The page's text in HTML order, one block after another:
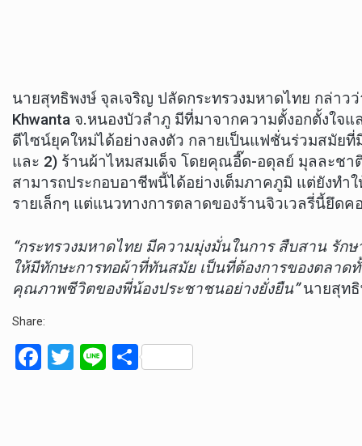
นายสุทธิพงษ์ จุลเจริญ ปลัดกระทรวงมหาดไทย กล่าว
Khwanta จ.หนองบัวลำภู มีที่มาจากความตั้งอกตั้งใ
ดีไซน์ยุคใหม่ได้อย่างลงตัว กลายเป็นแฟชั่นร่วมสมัยที่
และ 2) ร้านผ้าไหมสมเด็จ โดยคุณอี๊ด-อดุลย์ มุลละชา
สามารถประกอบอาชีพนี้ได้อย่างเต็มภาคภูมิ แต่ยังท
รายเล็กๆ แต่แนวทางการตลาดของร้านจิวเวลรี่นี้ยึด
“กระทรวงมหาดไทย มีความมุ่งมั่นในการ สืบสาน รั
ให้มีทักษะการทอผ้าที่ทันสมัย เป็นที่ต้องการของตลาด
คุณภาพชีวิตของพี่น้องประชาชนอย่างยั่งยืน”นายสุทธิ
Share:
F
T
Li S